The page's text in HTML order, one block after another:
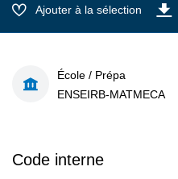
Ajouter à la sélection
École / Prépa
ENSEIRB-MATMECA
Code interne